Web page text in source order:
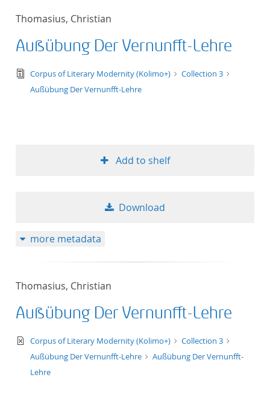
Thomasius, Christian
Außübung Der Vernunfft-Lehre
text/tg.edition+tg.aggregation+xml
Corpus of Literary Modernity (Kolimo+)
Collection 3
Außübung Der Vernunfft-Lehre
Add to shelf
Download
more metadata
Thomasius, Christian
Außübung Der Vernunfft-Lehre
text/xml
Corpus of Literary Modernity (Kolimo+)
Collection 3
Außübung Der Vernunfft-Lehre
Außübung Der Vernunfft-
Lehre